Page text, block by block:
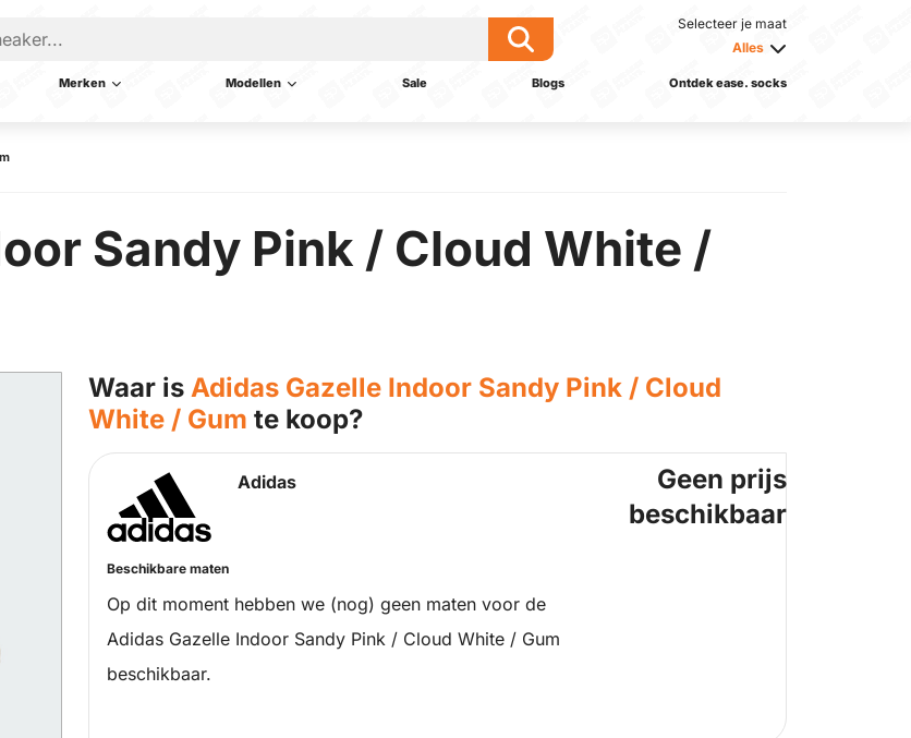
Selecteer je maat
Alles
Merken Modellen Sale Blogs Ontdek ease. socks
Sandy Pink / Cloud White /
Waar is Adidas Gazelle Indoor Sandy Pink / Cloud
White / Gum te koop?
Adidas
Beschikbare maten
Op dit moment hebben we (nog) geen maten voor de
Adidas Gazelle Indoor Sandy Pink / Cloud White / Gum
beschikbaar.
Geen prijs
beschikbaar